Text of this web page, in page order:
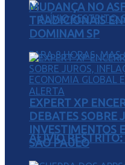
ALÍVIO
MUDANÇA NO
TRADICIONAIS
DOMINAM SP
EXPERT XP
DEBATES SOBRE
INVESTIMENTOS
SÃO PAULO